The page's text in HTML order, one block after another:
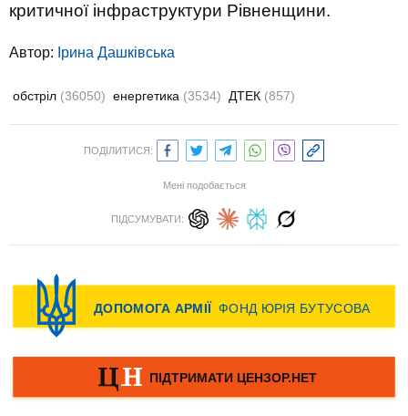
критичної інфраструктури Рівненщини.
Автор: Ірина Дашківська
обстріл (36050) енергетика (3534) ДТЕК (857)
ПОДІЛИТИСЯ:
Мені подобається
ПІДСУМУВАТИ: